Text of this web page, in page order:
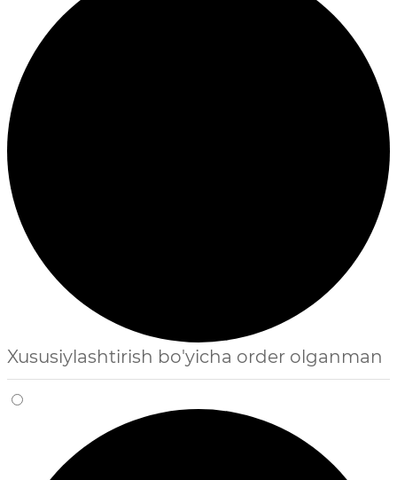
Xususiylashtirish bo'yicha order olganman